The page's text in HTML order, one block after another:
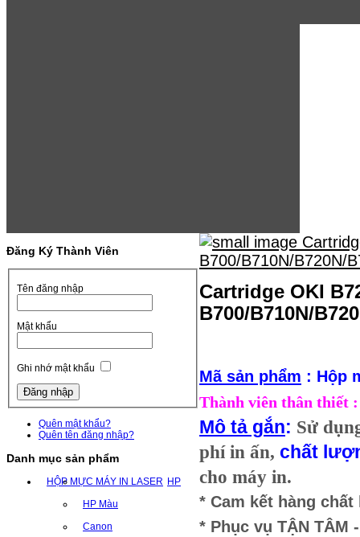
Đăng Ký Thành Viên
Tên đăng nhập
Mật khẩu
Ghi nhớ mật khẩu
Quên mật khẩu?
Quên tên đăng nhập?
Danh mục sản phẩm
HỘP MỰC MÁY IN LASER HP
HP Màu
Canon
Cartridge OKI
B700/B710N/
Mã sản phẩm : Hộp
Thành viên thân thiết
Mô tả gắn: Sử
phí in ấn, chất
cho máy in.
* Cam kết hàng
* Phục vụ TẬN TÂM